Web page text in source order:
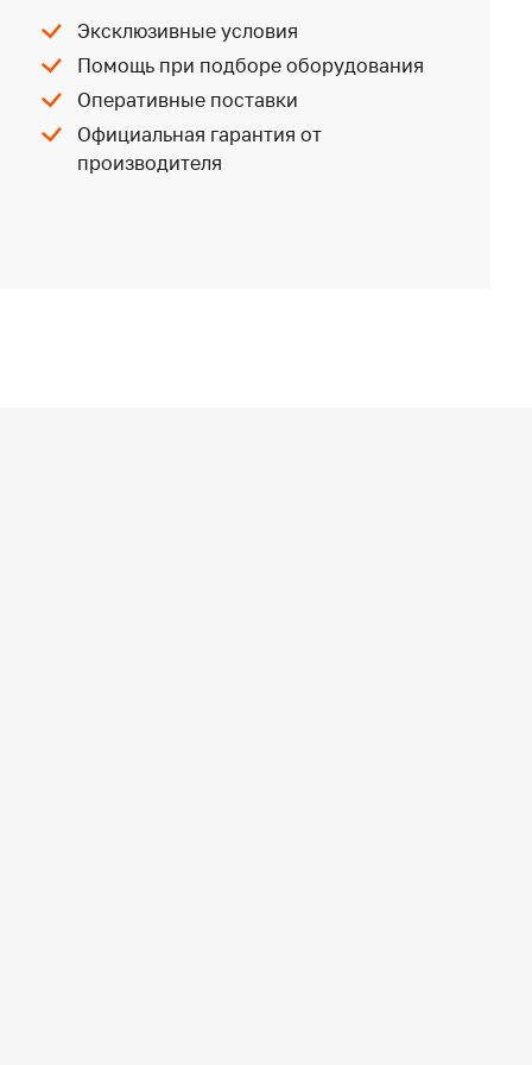
Эксклюзивные условия
Помощь при подборе оборудования
Оперативные поставки
Официальная гарантия от
производителя